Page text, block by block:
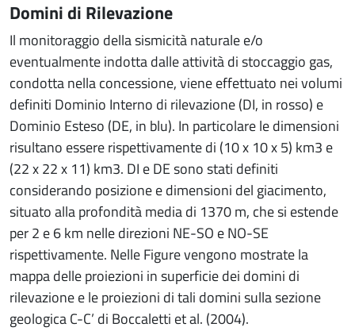
Domini di Rilevazione
Il monitoraggio della sismicità naturale e/o
eventualmente indotta dalle attività di stoccaggio gas,
condotta nella concessione, viene effettuato nei volumi
definiti Dominio Interno di rilevazione (DI, in rosso) e
Dominio Esteso (DE, in blu). In particolare le dimensioni
risultano essere rispettivamente di (10 x 10 x 5) km3 e
(22 x 22 x 11) km3. DI e DE sono stati definiti
considerando posizione e dimensioni del giacimento,
situato alla profondità media di 1370 m, che si estende
per 2 e 6 km nelle direzioni NE-SO e NO-SE
rispettivamente. Nelle Figure vengono mostrate la
mappa delle proiezioni in superficie dei domini di
rilevazione e le proiezioni di tali domini sulla sezione
geologica C-C’ di Boccaletti et al. (2004).